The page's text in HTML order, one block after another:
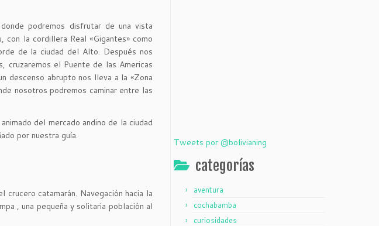
podremos disfrutar de una vista
con la cordillera Real «Gigantes» como
de la ciudad del Alto. Después nos
cruzaremos el Puente de las Americas
descenso abrupto nos lleva a la «Zona
nosotros podremos caminar entre las
del mercado andino de la ciudad
por nuestra guía.
catamarán. Navegación hacia la
, una pequeña y solitaria población al
Tweets por @bolivianing
categorías
aventura
cochabamba
curiosidades